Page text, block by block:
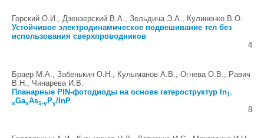
Горский О.И., Дзензерский В.А., Зельдина Э.А., Кулиненко В.О.
Устойчивое электродинамическое подвешивание тел без
использования сверхпроводников
4
Браер М.А., Забенькин О.Н., Кулыманов А.В., Огнева О.В., Равич
В.Н., Чинарева И.В.
Планарные PIN-фотодиоды на основе гетероструктур In1-
xGaxAs1-yPy/InP
8